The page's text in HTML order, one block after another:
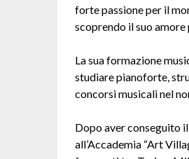
forte passione per il
scoprendo il suo amore
La sua formazione
studiare pianoforte,
concorsi musicali nel
Dopo aver conseguito
all’Accademia “Art